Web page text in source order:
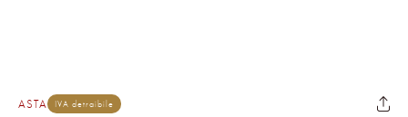
ASTA IVA detraibile